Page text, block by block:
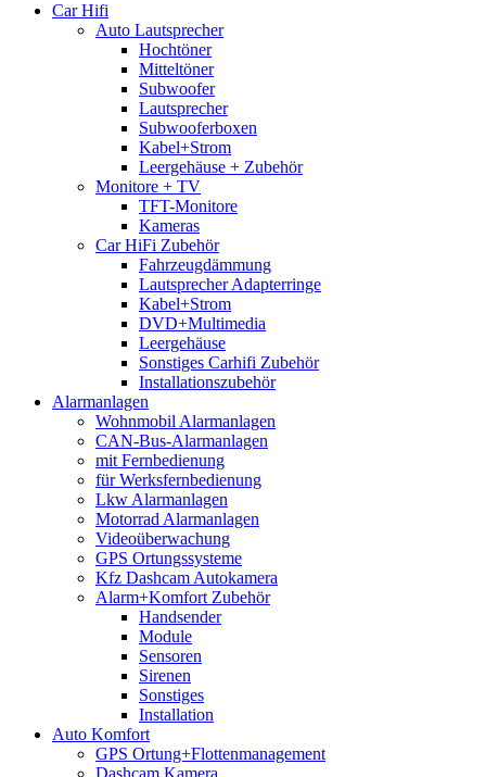
Car Hifi
Auto Lautsprecher
Hochtöner
Mitteltöner
Subwoofer
Lautsprecher
Subwooferboxen
Kabel+Strom
Leergehäuse + Zubehör
Monitore + TV
TFT-Monitore
Kameras
Car HiFi Zubehör
Fahrzeugdämmung
Lautsprecher Adapterringe
Kabel+Strom
DVD+Multimedia
Leergehäuse
Sonstiges Carhifi Zubehör
Installationszubehör
Alarmanlagen
Wohnmobil Alarmanlagen
CAN-Bus-Alarmanlagen
mit Fernbedienung
für Werksfernbedienung
Lkw Alarmanlagen
Motorrad Alarmanlagen
Videoüberwachung
GPS Ortungssysteme
Kfz Dashcam Autokamera
Alarm+Komfort Zubehör
Handsender
Module
Sensoren
Sirenen
Sonstiges
Installation
Auto Komfort
GPS Ortung+Flottenmanagement
Dashcam Kamera